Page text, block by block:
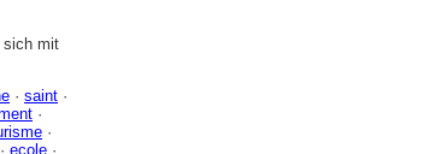
sich mit
· saint ·
·
·
· ecole ·